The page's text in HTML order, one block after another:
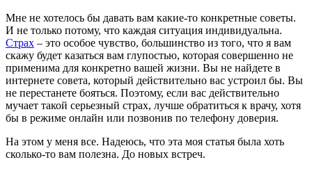
Мне не хотелось бы давать вам какие-то конкретные советы.
И не только потому, что каждая ситуация индивидуальна.
Страх – это особое чувство, большинство из того, что я вам
скажу будет казаться вам глупостью, которая совершенно не
применима для конкретно вашей жизни. Вы не найдете в
интернете совета, который действительно вас устроил бы. Вы
не перестанете бояться. Поэтому, если вас действительно
мучает такой серьезный страх, лучше обратиться к врачу, хотя
бы в режиме онлайн или позвонив по телефону доверия.
На этом у меня все. Надеюсь, что эта моя статья была хоть
сколько-то вам полезна. До новых встреч.